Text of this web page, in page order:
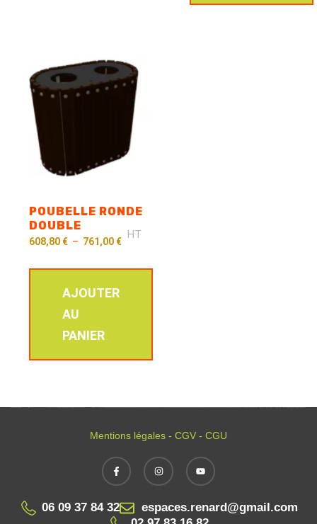
POUBELLE RONDE
DOUBLE
608,80 € – 761,00 €
HT
AJOUTER
AU
PANIER
Mentions légales - CGV - CGU
06 09 37 84 32
espaces.renard@gmail.com